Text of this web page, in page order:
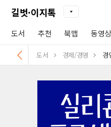
길벗·이지톡
도서 추천 북맵 동영
도서 경제/경영 경